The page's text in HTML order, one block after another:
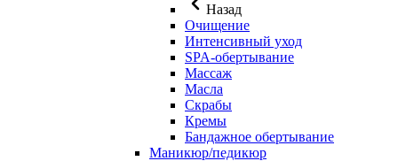
Назад
Очищение
Интенсивный уход
SPA-обертывание
Массаж
Масла
Скрабы
Кремы
Бандажное обертывание
Маникюр/педикюр